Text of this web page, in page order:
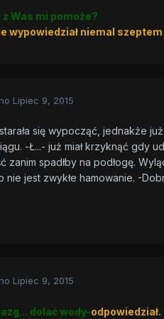
Was mi pomoże?
wypowiedział niemal
Lipiec 9, 2015
się wypocząć, jednakże
-Ł...- już miał krzyknąć gdy
zanim spadłby na podłogę.
nie jest zwykłe hamowanie. -
Lipiec 9, 2015
dolać wody-